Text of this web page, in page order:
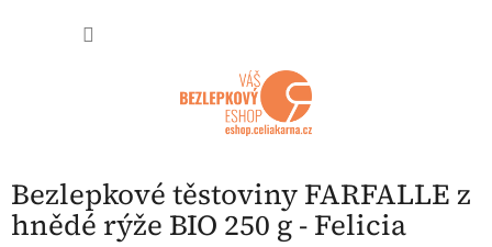
Bezlepkové těstoviny FARFALLE z
hnědé rýže BIO 250 g - Felicia